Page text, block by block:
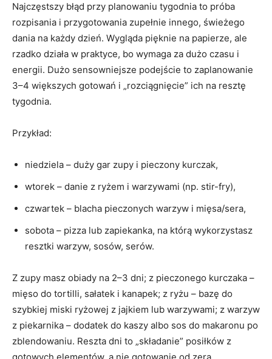
Najczęstszy błąd przy planowaniu tygodnia to próba
rozpisania i przygotowania zupełnie innego, świeżego
dania na każdy dzień. Wygląda pięknie na papierze, ale
rzadko działa w praktyce, bo wymaga za dużo czasu i
energii. Dużo sensowniejsze podejście to zaplanowanie
3–4 większych gotowań i „rozciągnięcie” ich na resztę
tygodnia.
Przykład:
niedziela – duży gar zupy i pieczony kurczak,
wtorek – danie z ryżem i warzywami (np. stir-fry),
czwartek – blacha pieczonych warzyw i mięsa/sera,
sobota – pizza lub zapiekanka, na którą wykorzystasz
resztki warzyw, sosów, serów.
Z zupy masz obiady na 2–3 dni; z pieczonego kurczaka –
mięso do tortilli, sałatek i kanapek; z ryżu – bazę do
szybkiej miski ryżowej z jajkiem lub warzywami; z warzyw
z piekarnika – dodatek do kaszy albo sos do makaronu po
zblendowaniu. Reszta dni to „składanie” posiłków z